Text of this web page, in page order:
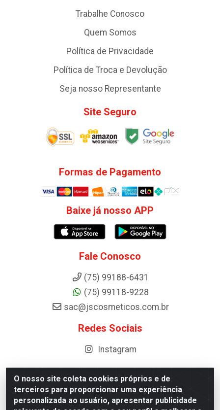
O nosso site coleta cookies próprios e de
terceiros para proporcionar uma experiência
personalizada ao usuário, apresentar publicidade
Trabalhe Conosco
Quem Somos
Política de Privacidade
Política de Troca e Devolução
Seja nosso Representante
Site Seguro
Formas de Pagamento
Baixe já nosso APP
Fale Conosco
(75) 99188-6431
(75) 99118-9228
sac@jscosmeticos.com.br
Redes Sociais
Instagram
Distribuidora de Cosméticos Antoneto LTDA - BA-052,
km 87 - Industrial, Ipirá - BA, 44600-000 - CNPJ